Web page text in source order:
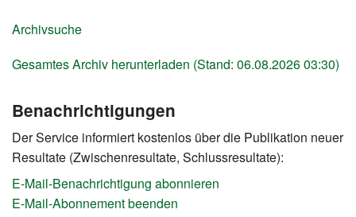
Archivsuche
Gesamtes Archiv herunterladen (Stand: 06.08.2026 03:30)
Benachrichtigungen
Der Service informiert kostenlos über die Publikation neuer
Resultate (Zwischenresultate, Schlussresultate):
E-Mail-Benachrichtigung abonnieren
E-Mail-Abonnement beenden